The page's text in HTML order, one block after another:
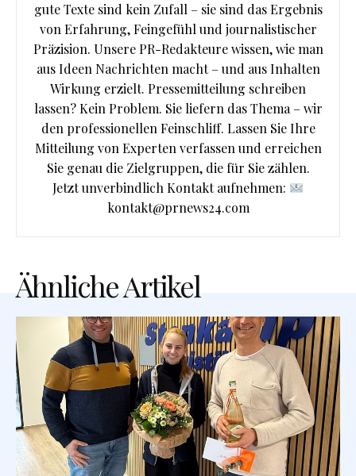
gute Texte sind kein Zufall – sie sind das Ergebnis
von Erfahrung, Feingefühl und journalistischer
Präzision. Unsere PR-Redakteure wissen, wie man
aus Ideen Nachrichten macht – und aus Inhalten
Wirkung erzielt. Pressemitteilung schreiben
lassen? Kein Problem. Sie liefern das Thema – wir
den professionellen Feinschliff. Lassen Sie Ihre
Mitteilung von Experten verfassen und erreichen
Sie genau die Zielgruppen, die für Sie zählen.
Jetzt unverbindlich Kontakt aufnehmen:
kontakt@prnews24.com
Ähnliche Artikel